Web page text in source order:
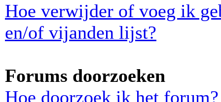
Hoe verwijder of voeg ik
en/of vijanden lijst?
Forums doorzoeken
Hoe doorzoek ik het forum?